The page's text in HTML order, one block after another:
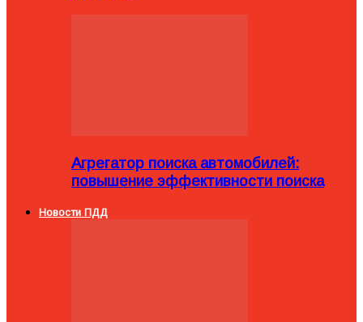
Агрегатор поиска автомобилей:
повышение эффективности поиска
Новости ПДД